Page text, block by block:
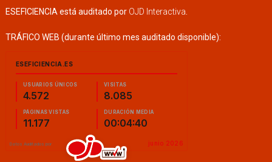
ESEFICIENCIA está auditado por OJD Interactiva
TRÁFICO WEB (durante último mes auditado disponible):